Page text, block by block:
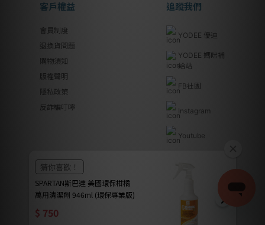
客戶權益
會員制度
退換貨問題
購物須知
版權聲明
隱私政策
反詐騙叮嚀
追蹤我們
YODEE 優迪
YODEE 媽咪補
給站
FB社團
Instagram
Youtube
優迪國際股份有限公司 | YODEE INTERNATIONAL CO., LTD
法律顧問｜瀛睿律師事務所 Copyright 2024 © YODEE優迪